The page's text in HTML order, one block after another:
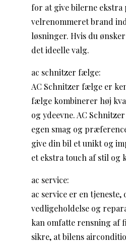
for at give bilerne ekstra
velrenommeret brand
løsninger. Hvis du
det ideelle valg.
ac schnitzer fælge:
AC Schnitzer fælge er
fælge kombinerer høj
og ydeevne. AC
egen smag og
give din bil et unikt og
et ekstra touch af stil og
ac service:
ac service er en
vedligeholdelse og
kan omfatte rensning af
sikre, at bilens